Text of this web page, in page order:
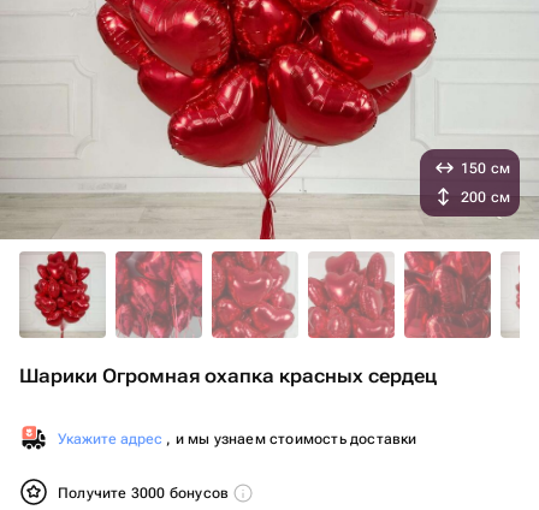
Шарики Огромная охапка красных сердец
Укажите адрес , и мы узнаем стоимость доставки
Получите 3000 бонусов
150 см
200 см